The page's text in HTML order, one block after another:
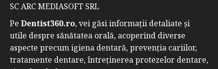
SC ARC MEDIASOFT SRL
Pe Dentist360.ro, vei găsi informații detaliate și
utile despre sănătatea orală, acoperind diverse
aspecte precum igiena dentară, prevenția cariilor,
tratamente dentare, întreținerea protezelor dentare,